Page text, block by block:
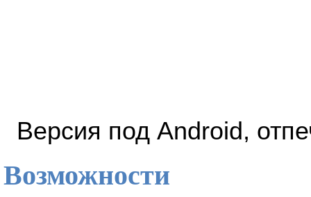
Версия под Android,
Возможности